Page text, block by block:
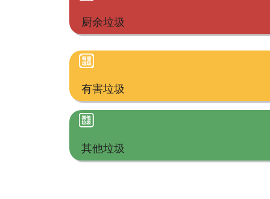
厨余垃圾
有害垃圾
其他垃圾